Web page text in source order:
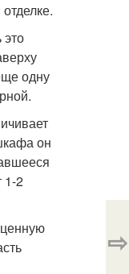
это
одну
он
1-2
⇨